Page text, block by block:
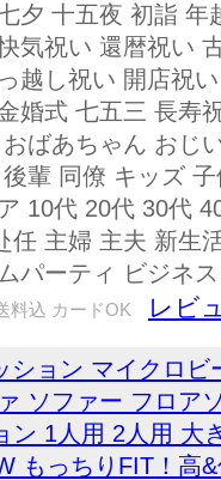
夕 十五夜 初詣
気祝い 還暦祝い
越し祝い 開店祝
婚式 七五三 長寿
ばあちゃん おじ
輩 同僚 キッズ
10代 20代 30代
任 主婦 主夫 新生
パーティ ビジネ
料込 カードOK レビ
ション マイクロ
ソファー フロア
ン 1人用 2人用 大
もっちりFIT！高